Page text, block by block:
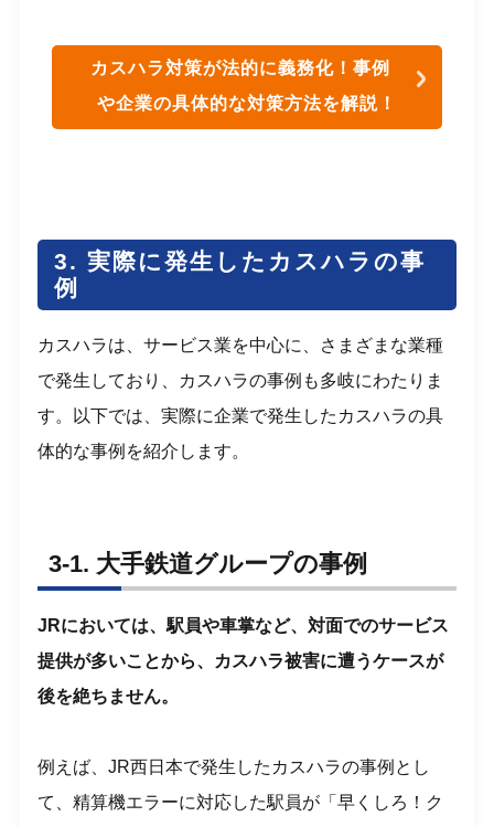
カスハラ対策が法的に義務化！事例
や企業の具体的な対策方法を解説！
3. 実際に発生したカスハラの事
例
カスハラは、サービス業を中心に、さまざまな業種
で発生しており、カスハラの事例も多岐にわたりま
す。以下では、実際に企業で発生したカスハラの具
体的な事例を紹介します。
3-1. 大手鉄道グループの事例
JRにおいては、駅員や車掌など、対面でのサービス
提供が多いことから、カスハラ被害に遭うケースが
後を絶ちません。
例えば、JR西日本で発生したカスハラの事例とし
て、精算機エラーに対応した駅員が「早くしろ！ク